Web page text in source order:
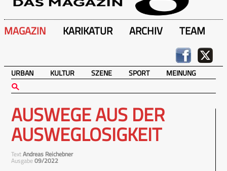
MAGAZIN KARIKATUR ARCHIV TEAM
URBAN KULTUR SZENE SPORT MEINUNG
AUSWEGE AUS DER
AUSWEGLOSIGKEIT
TextAndreas Reichebner
Ausgabe09/2022